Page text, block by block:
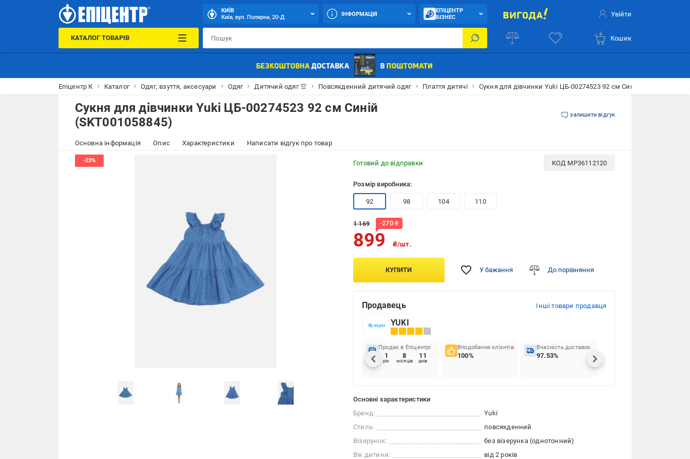
КИЇВ
Київ, вул. Полярна, 20-Д
ІНФОРМАЦІЯ
ЕПІЦЕНТР
БІЗНЕС
Увійти
КАТАЛОГ ТОВАРІВ Кошик
Епіцентр К Каталог Одяг, взуття, аксесуари Одяг Дитячий одяг 👚 Повсякденний дитячий одяг Плаття дитячі Сукня для дівчинки Yuki ЦБ-00274523 92 см Синій
Сукня для дівчинки Yuki ЦБ-00274523 92 см Синій
(SKT001058845)
залишити відгук
Основна інформація Опис Характеристики Написати відгук про товар
Готовий до відправки КОД MP36112120
Розмір виробника:
92 98 104 110
1 169 -270₴
899 ₴/шт.
КУПИТИ У бажання До порівняння
Продавець Інші товари продавця
YUKI
Продає в Епіцентрі
1
рік
8
місяців
11
днів
Вподобання клієнтів
100%
Вчасність доставок
97.53%
Основні характеристики
Бренд:
Yuki
Стиль:
повсякденний
Візерунок:
без візерунка (однотонний)
Вік дитини:
від 2 років